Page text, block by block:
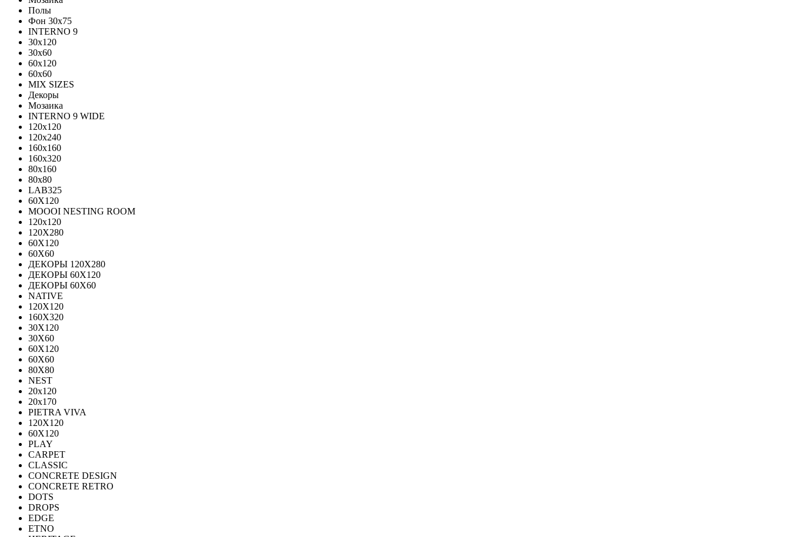
Полы
Фон 30х75
INTERNO 9
30x120
30x60
60x120
60x60
MIX SIZES
Декоры
Мозаика
INTERNO 9 WIDE
120x120
120x240
160x160
160x320
80x160
80x80
LAB325
60X120
MOOOI NESTING ROOM
120x120
120Х280
60Х120
60Х60
ДЕКОРЫ 120Х280
ДЕКОРЫ 60Х120
ДЕКОРЫ 60Х60
NATIVE
120Х120
160Х320
30X120
30X60
60X120
60X60
80Х80
NEST
20x120
20x170
PIETRA VIVA
120X120
60Х120
PLAY
CARPET
CLASSIC
CONCRETE DESIGN
CONCRETE RETRO
DOTS
DROPS
EDGE
ETNO